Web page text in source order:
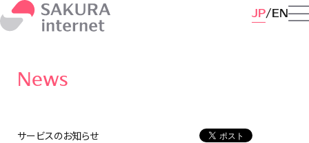
JP EN
News
サービスのお知らせ